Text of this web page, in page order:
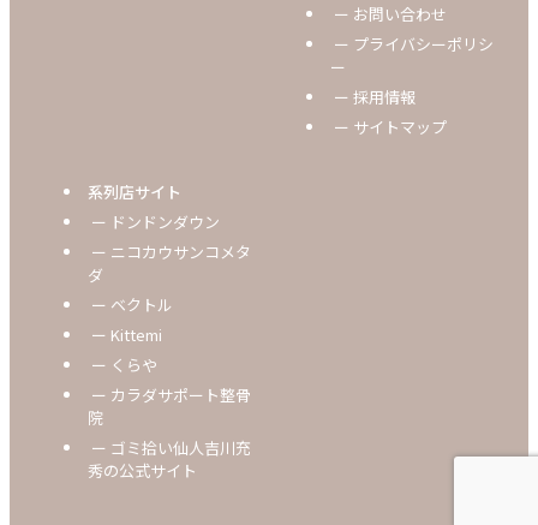
ー お問い合わせ
ー プライバシーポリシ
ー
ー 採用情報
ー サイトマップ
系列店サイト
ー ドンドンダウン
ー ニコカウサンコメタ
ダ
ー ベクトル
ー Kittemi
ー くらや
ー カラダサポート整骨
院
ー ゴミ拾い仙人吉川充
秀の公式サイト